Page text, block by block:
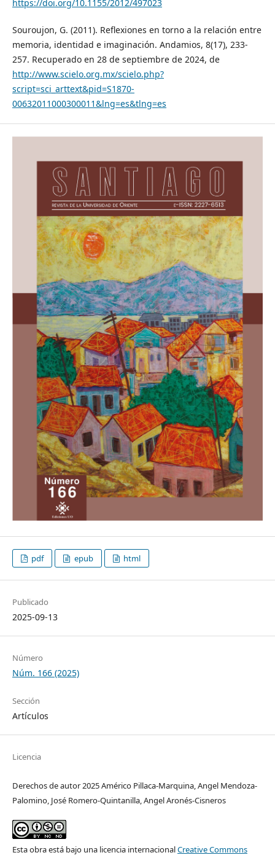
https://doi.org/10.1155/2012/497023
Souroujon, G. (2011). Reflexiones en torno a la relación entre
memoria, identidad e imaginación. Andamios, 8(17), 233-
257. Recuperado en 28 de septiembre de 2024, de
http://www.scielo.org.mx/scielo.php?
script=sci_arttext&pid=S1870-
00632011000300011&lng=es&tlng=es
pdf epub html
Publicado
2025-09-13
Número
Núm. 166 (2025)
Sección
Artículos
Licencia
Derechos de autor 2025 Américo Pillaca-Marquina, Angel Mendoza-
Palomino, José Romero-Quintanilla, Angel Aronés-Cisneros
Esta obra está bajo una licencia internacionalCreative Commons